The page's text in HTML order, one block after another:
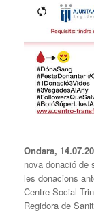
Ondara,
nova donació de
les donacions
Centre Social
Regidora de